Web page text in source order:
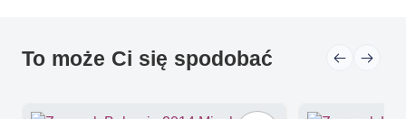
To może Ci się spodobać